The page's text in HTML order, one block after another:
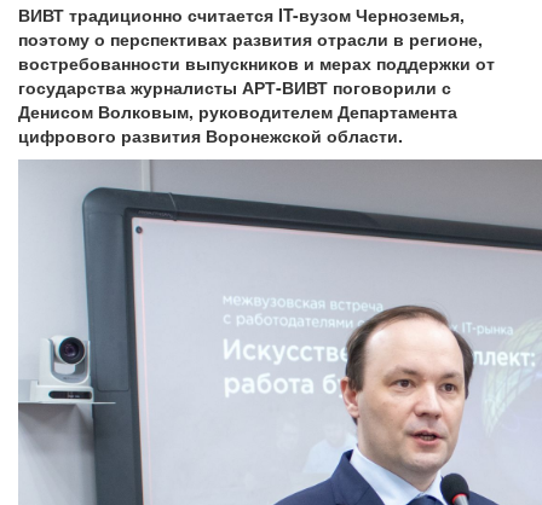
ВИВТ традиционно считается IT-вузом Черноземья,
поэтому о перспективах развития отрасли в регионе,
востребованности выпускников и мерах поддержки от
государства журналисты АРТ-ВИВТ поговорили с
Денисом Волковым, руководителем Департамента
цифрового развития Воронежской области.